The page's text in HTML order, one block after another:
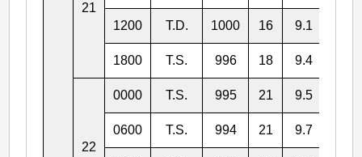
21
1200 T.D. 1000 16 9.1
1800 T.S. 996 18 9.4
22
0000 T.S. 995 21 9.5
0600 T.S. 994 21 9.7